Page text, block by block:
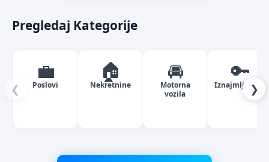
Pregledaj Kategorije
❮
💼
Poslovi
🏠
Nekretnine
🚘
Motorna
vozila
🔑
Iznajmljivanje
❯